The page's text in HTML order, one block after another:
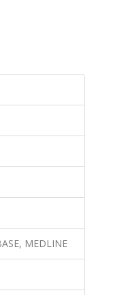
MEDLINE